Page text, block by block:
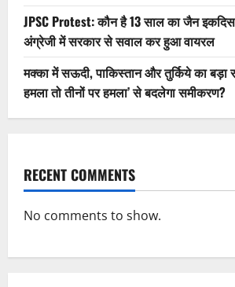
JPSC Protest: कौन है 13 साल का जैन इकदिस
अंग्रेजी में सरकार से सवाल कर हुआ वायरल
मक्का में सऊदी, पाकिस्तान और तुर्किये का बड़ा
हमला तो तीनों पर हमला’ से बदलेगा समीकरण?
RECENT COMMENTS
No comments to show.